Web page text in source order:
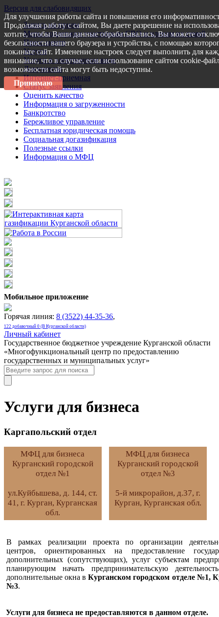
Версия для слабовидящих
Запись на прием
Меры поддержки участникам СВО и членам их семей
Пресс-центр
Услуги
Услуги в электронном виде
Документы
Интернет-приемная
Статус заявления
Оценить качество
Информация о загруженности
Банкротство
Бережливое управление
Бесплатная юридическая помощь
Социальная догазификация
Полезные ссылки
Информация о МФЦ
Мобильное приложение
Горячая линия: 8 (3522) 44-35-36,
122 добавочный 0 (В Курганской области)
Личный кабинет
Государственное бюджетное учреждение Курганской области
«Многофункциональный центр по предоставлению
государственных и муниципальных услуг»
Услуги для бизнеса
Каргапольский отдел
МФЦ для бизнеса
Курганский городской
отдел №1
ул.Куйбышева, д. 144, ст.
41, г. Курган, Курганская
обл.
МФЦ для бизнеса
Курганский городской
отдел №3
5-й микрорайон, д.37, г.
Курган, Курганская обл.
В рамках реализации проекта по организации
центров, ориентированных на предоставление
дополнительных (сопутствующих), услуг субъектам
планирующим начать предпринимательскую
дополнительные окна вКурганском городском отделе №1,
№3.
Услуги для бизнеса не предоставляются в данном отделе.
Для улучшения работы сайта и повышения его
Продолжая работу с сайтом, Вы даете разрешение на
хотите, чтобы Ваши данные обрабатывались, Вы можете
безопасности вашего браузера и устройства, с помощью
покиньте сайт. Изменение настроек следует выполнить для
внимание, что в случае, если использование сайтом cookie-
возможности сайта могут быть недоступны.
Принимаю